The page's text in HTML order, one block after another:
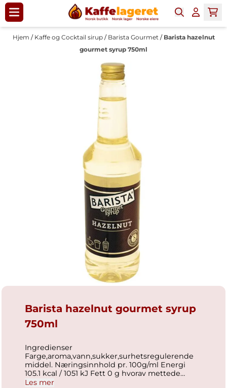
Hopp til innhold
Hjem / Kaffe og Cocktail sirup / Barista Gourmet / Barista hazelnut
gourmet syrup 750ml
Barista hazelnut gourmet syrup
750ml
Ingredienser
Farge,aroma,vann,sukker,surhetsregulerende
middel. Næringsinnhold pr. 100g/ml Energi
105.1 kcal / 1051 kJ Fett 0 g hvorav mettede
fettsyrer 0 g Karbohydrater 61.9 g hvorav
Les mer